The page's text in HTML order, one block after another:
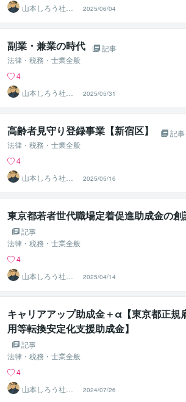
山本しろう社労
士事務所
2025/06/04
副業・兼業の時代
記事
法律・税務・士業全般
4
山本しろう社労
士事務所
2025/05/31
高齢者見守り登録事業【新宿区】
記事
法律・税務・士業全般
4
山本しろう社労
士事務所
2025/05/16
東京都若者世代職場定着促進助成金の創
記事
法律・税務・士業全般
4
山本しろう社労
士事務所
2025/04/14
キャリアアップ助成金＋α【東京都正規
用等転換安定化支援助成金】
記事
法律・税務・士業全般
4
山本しろう社労
士事務所
2024/07/26